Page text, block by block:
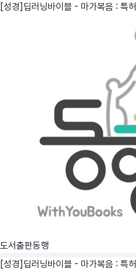
[성경]딥러닝바이블 - 마가복음 : 특
도서출판동행
[성경]딥러닝바이블 - 마가복음 : 특